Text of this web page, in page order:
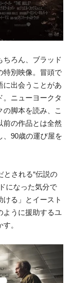
ちろん、ブラッド
特別映像。冒頭で
に出会うことがあ
。ニューヨークタ
脚本を読み、こ
前の作品とは全然
、90歳の運び屋を
とされる“伝説の
になった気分で
る」とイースト
ように援助するユ
。